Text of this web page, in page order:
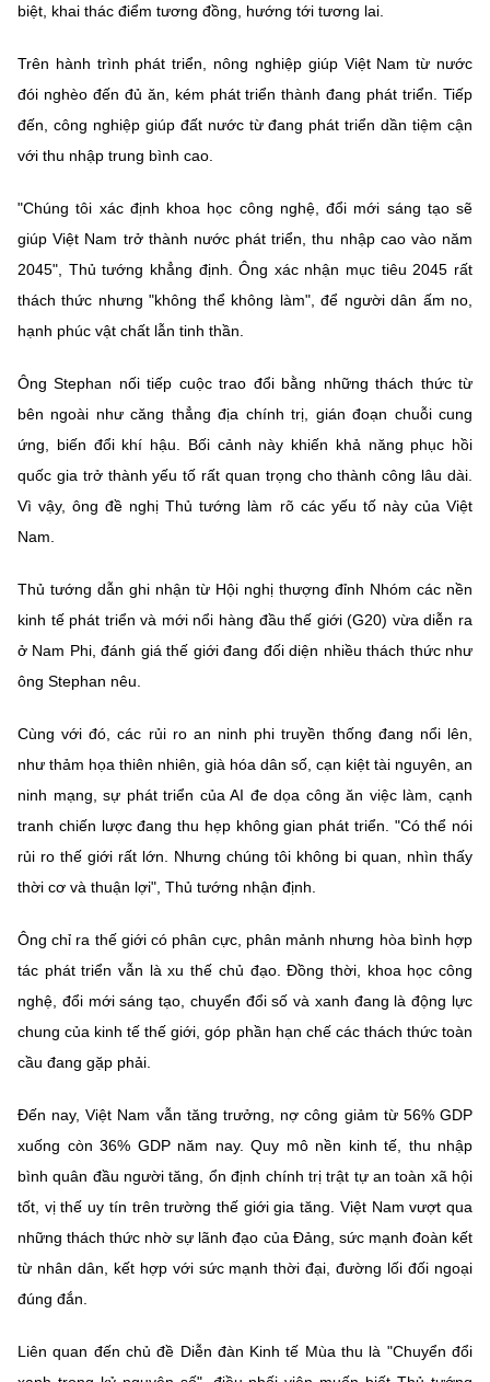
biệt, khai thác điểm tương đồng, hướng tới tương lai.
Trên hành trình phát triển, nông nghiệp giúp Việt Nam từ nước
đói nghèo đến đủ ăn, kém phát triển thành đang phát triển. Tiếp
đến, công nghiệp giúp đất nước từ đang phát triển dần tiệm cận
với thu nhập trung bình cao.
"Chúng tôi xác định khoa học công nghệ, đổi mới sáng tạo sẽ
giúp Việt Nam trở thành nước phát triển, thu nhập cao vào năm
2045", Thủ tướng khẳng định. Ông xác nhận mục tiêu 2045 rất
thách thức nhưng "không thể không làm", để người dân ấm no,
hạnh phúc vật chất lẫn tinh thần.
Ông Stephan nối tiếp cuộc trao đổi bằng những thách thức từ
bên ngoài như căng thẳng địa chính trị, gián đoạn chuỗi cung
ứng, biến đổi khí hậu. Bối cảnh này khiến khả năng phục hồi
quốc gia trở thành yếu tố rất quan trọng cho thành công lâu dài.
Vì vậy, ông đề nghị Thủ tướng làm rõ các yếu tố này của Việt
Nam.
Thủ tướng dẫn ghi nhận từ Hội nghị thượng đỉnh Nhóm các nền
kinh tế phát triển và mới nổi hàng đầu thế giới (G20) vừa diễn ra
ở Nam Phi, đánh giá thế giới đang đối diện nhiều thách thức như
ông Stephan nêu.
Cùng với đó, các rủi ro an ninh phi truyền thống đang nổi lên,
như thảm họa thiên nhiên, già hóa dân số, cạn kiệt tài nguyên, an
ninh mạng, sự phát triển của AI đe dọa công ăn việc làm, cạnh
tranh chiến lược đang thu hẹp không gian phát triển. "Có thể nói
rủi ro thế giới rất lớn. Nhưng chúng tôi không bi quan, nhìn thấy
thời cơ và thuận lợi", Thủ tướng nhận định.
Ông chỉ ra thế giới có phân cực, phân mảnh nhưng hòa bình hợp
tác phát triển vẫn là xu thế chủ đạo. Đồng thời, khoa học công
nghệ, đổi mới sáng tạo, chuyển đổi số và xanh đang là động lực
chung của kinh tế thế giới, góp phần hạn chế các thách thức toàn
cầu đang gặp phải.
Đến nay, Việt Nam vẫn tăng trưởng, nợ công giảm từ 56% GDP
xuống còn 36% GDP năm nay. Quy mô nền kinh tế, thu nhập
bình quân đầu người tăng, ổn định chính trị trật tự an toàn xã hội
tốt, vị thế uy tín trên trường thế giới gia tăng. Việt Nam vượt qua
những thách thức nhờ sự lãnh đạo của Đảng, sức mạnh đoàn kết
từ nhân dân, kết hợp với sức mạnh thời đại, đường lối đối ngoại
đúng đắn.
Liên quan đến chủ đề Diễn đàn Kinh tế Mùa thu là "Chuyển đổi